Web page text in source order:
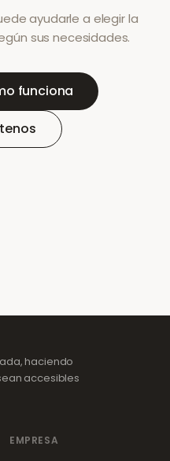
ayudarle a elegir la
sus necesidades.
funciona
haciendo
accesibles
EMPRESA